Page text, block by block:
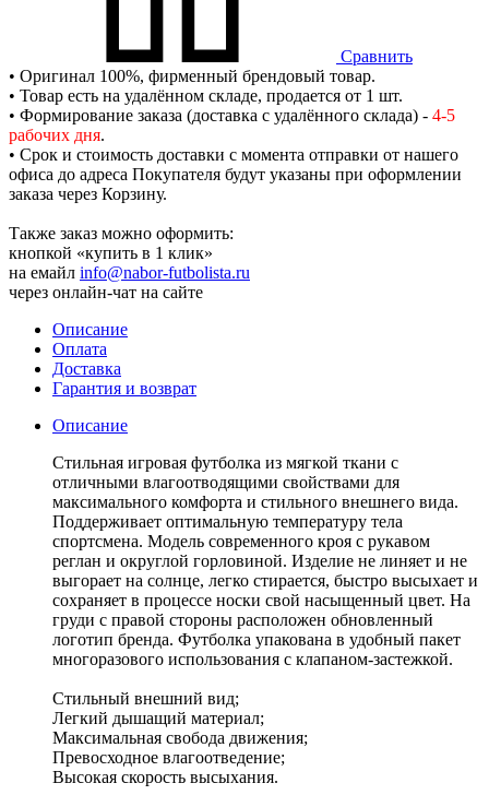
Сравнить
• Оригинал 100%, фирменный брендовый товар.
• Товар есть на удалённом складе, продается от 1 шт.
• Формирование заказа (доставка с удалённого склада) - 4-5
рабочих дня.
• Срок и стоимость доставки с момента отправки от нашего
офиса до адреса Покупателя будут указаны при оформлении
заказа через Корзину.
Также заказ можно оформить:
кнопкой «купить в 1 клик»
на емайл info@nabor-futbolista.ru
через онлайн-чат на сайте
Описание
Оплата
Доставка
Гарантия и возврат
Описание
Стильная игровая футболка из мягкой ткани с
отличными влагоотводящими свойствами для
максимального комфорта и стильного внешнего вида.
Поддерживает оптимальную температуру тела
спортсмена. Модель современного кроя с рукавом
реглан и округлой горловиной. Изделие не линяет и не
выгорает на солнце, легко стирается, быстро высыхает и
сохраняет в процессе носки свой насыщенный цвет. На
груди с правой стороны расположен обновленный
логотип бренда. Футболка упакована в удобный пакет
многоразового использования с клапаном-застежкой.
Стильный внешний вид;
Легкий дышащий материал;
Максимальная свобода движения;
Превосходное влагоотведение;
Высокая скорость высыхания.